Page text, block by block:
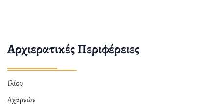
Αρχιερατικές Περιφέρειες
Ιλίου
Αχαρνών